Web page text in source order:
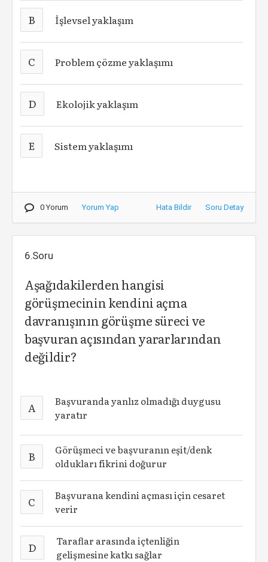
B İşlevsel yaklaşım
C Problem çözme yaklaşımı
D Ekolojik yaklaşım
E Sistem yaklaşımı
0 Yorum Yorum Yap Hata Bildir Soru Detay
6.Soru
Aşağıdakilerden hangisi
görüşmecinin kendini açma
davranışının görüşme süreci ve
başvuran açısından yararlarından
değildir?
A
Başvuranda yanlız olmadığı duygusu
yaratır
B
Görüşmeci ve başvuranın eşit/denk
oldukları fikrini doğurur
C
Başvurana kendini açması için cesaret
verir
D
Taraflar arasında içtenliğin
gelişmesine katkı sağlar